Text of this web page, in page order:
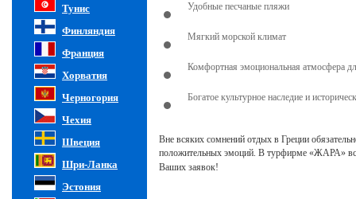
Тунис
Финляндия
Франция
Хорватия
Черногория
Чехия
Швеция
Шри-Ланка
Эстония
Удобные песчаные пляжи
Мягкий морской климат
Комфортная эмоциональная атмосфера
Богатое культурное наследие и
Вне всяких сомнений отдых в Греции
положительных эмоций. В турфирме «ЖАРА»
Ваших заявок!